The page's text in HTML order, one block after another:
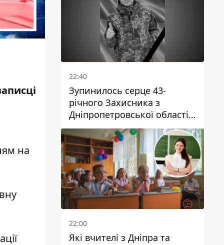
на
22:40
Зупинилось серце 43-
річного Захисника з
Дніпропетровської області
Євгена Зінченка
22:00
Які вчителі з Дніпра та